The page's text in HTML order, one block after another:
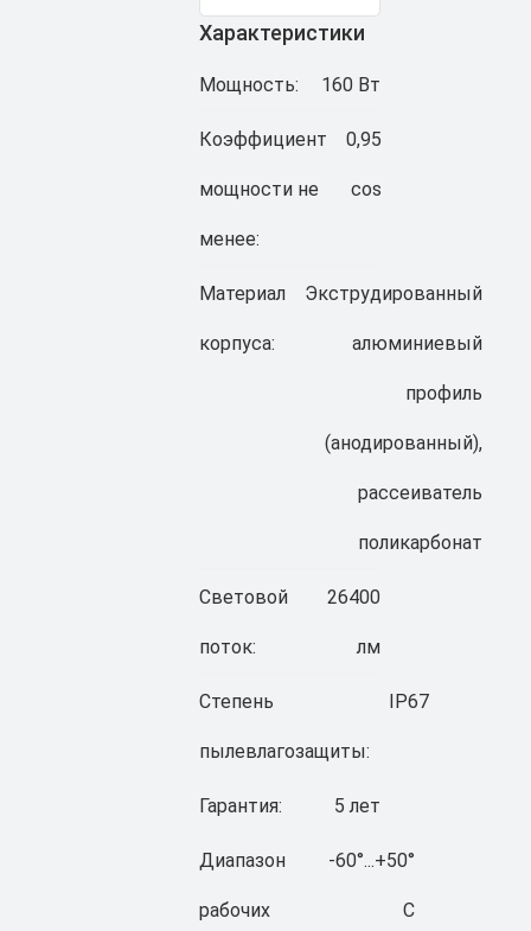
Характеристики
Мощность: 160 Вт
Коэффициент
мощности не
менее:
0,95
cos
Материал
корпуса:
Экструдированный
алюминиевый
профиль
(анодированный),
рассеиватель
поликарбонат
Световой
поток:
26400
лм
Степень
пылевлагозащиты:
IP67
Гарантия: 5 лет
Диапазон
рабочих
-60°...+50°
C